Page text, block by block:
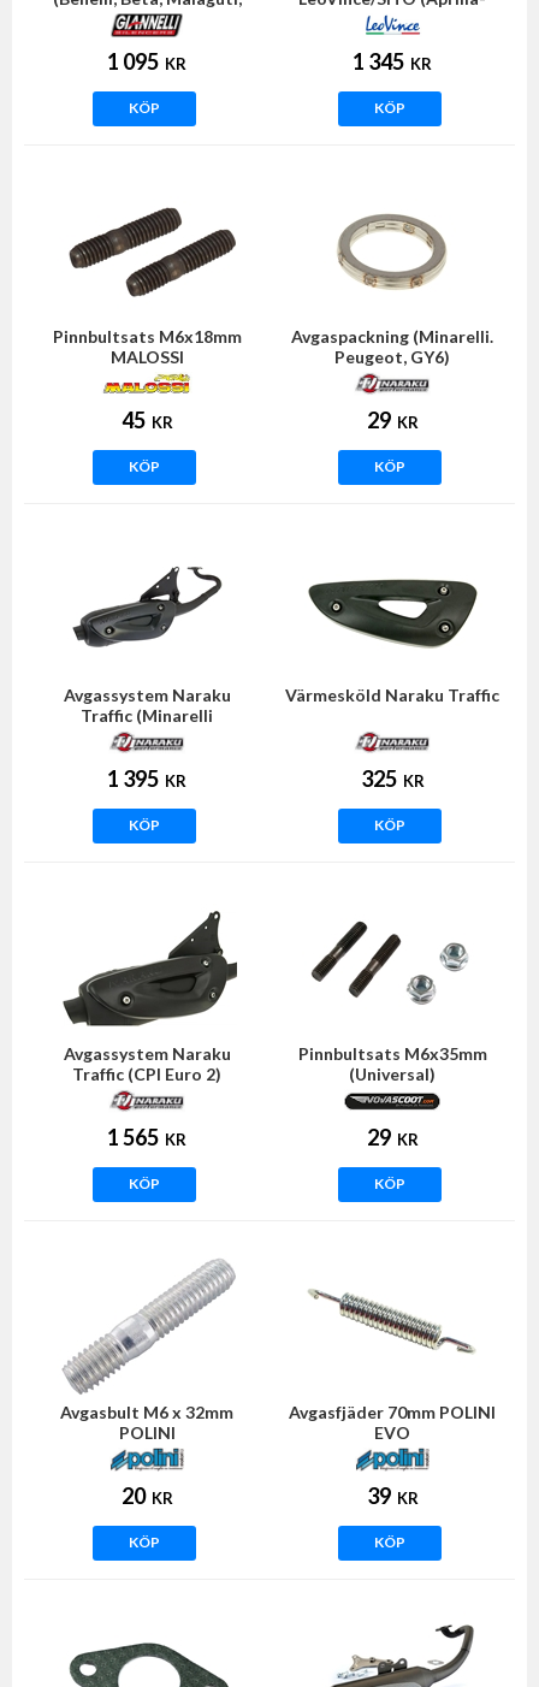
Rieju)
1 095 KR
KÖP
Morini)
1 345 KR
KÖP
Pinnbultsats M6x18mm
MALOSSI
45 KR
KÖP
Avgaspackning (Minarelli.
Peugeot, GY6)
29 KR
KÖP
Avgassystem Naraku
Traffic (Minarelli
horisontell)
1 395 KR
KÖP
Värmesköld Naraku Traffic
325 KR
KÖP
Avgassystem Naraku
Traffic (CPI Euro 2)
1 565 KR
KÖP
Pinnbultsats M6x35mm
(Universal)
29 KR
KÖP
Avgasbult M6 x 32mm
POLINI
20 KR
KÖP
Avgasfjäder 70mm POLINI
EVO
39 KR
KÖP